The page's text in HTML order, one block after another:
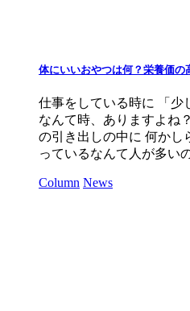
体にいいおやつは何？栄養価の
仕事をしている時に 「少
なんて時、ありますよね
の引き出しの中に 何かし
っているなんて人が多い
Column News